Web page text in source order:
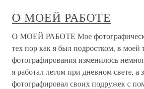
О МОЕЙ РАБОТЕ
О МОЕЙ РАБОТЕ Мое
тех пор как я был подростком, в моей
фотографирования изменилось
я работал летом при дневном свете, а
фотографировал своих подружек с